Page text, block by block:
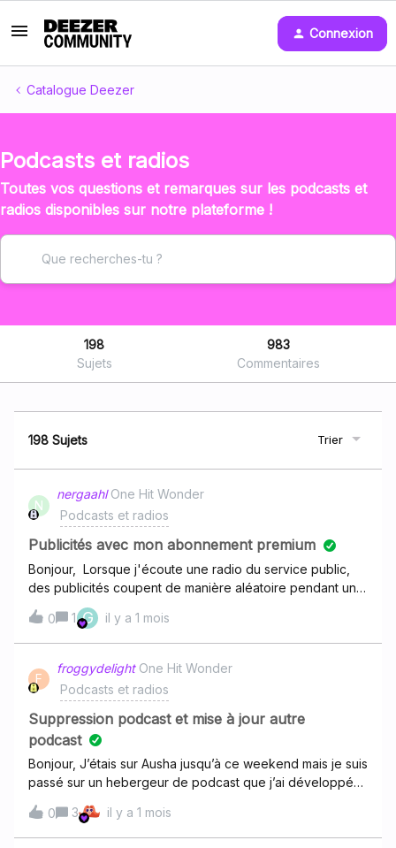
Connexion
Catalogue Deezer
Podcasts et radios
Toutes vos questions et remarques sur les podcasts et
radios disponibles sur notre plateforme !
198
Sujets
983
Commentaires
198 Sujets Trier
N
nergaahl One Hit Wonder
Podcasts et radios
Publicités avec mon abonnement premium
Bonjour, Lorsque j'écoute une radio du service public,
des publicités coupent de manière aléatoire pendant une
dizaine de secondes mon écoute et m'empêchent
d'avoir l'entièreté de mon émission. C'est fâcheux.Je
précise que je paie un abonnement premium, donc cela
me dérange et je ne suis pas certain que ce soit OK ce
genre de pratique. Est-il possible d'avoir une explication
? Merci
0 1 G il y a 1 mois
F
froggydelight One Hit Wonder
Podcasts et radios
Suppression podcast et mise à jour autre
podcast
Bonjour, J’étais sur Ausha jusqu’à ce weekend mais je suis
passé sur un hebergeur de podcast que j’ai développé
mais je ne suis pas sûr que ca ait fonctionné.le PODCAST
est ici
0 3 il y a 1 mois